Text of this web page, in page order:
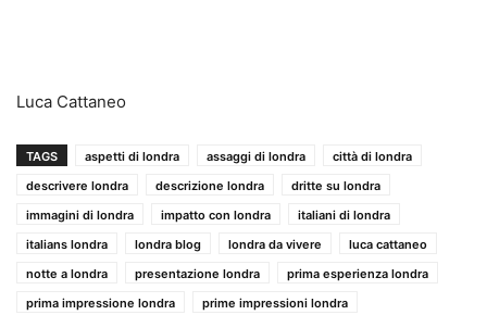
Luca Cattaneo
TAGS aspetti di londra assaggi di londra
città di londra
descrivere londra
descrizione londra
dritte su londra
immagini di londra
impatto con londra
italiani di londra
italians londra
londra blog londra da vivere
luca cattaneo
notte a londra
presentazione londra
prima esperienza londra
prima impressione londra
prime impressioni londra